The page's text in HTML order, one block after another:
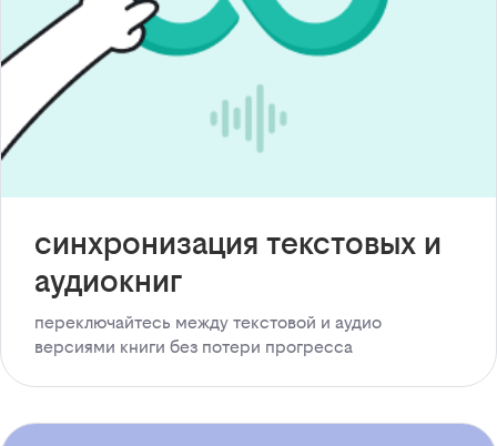
синхронизация текстовых и
аудиокниг
переключайтесь между текстовой и аудио
версиями книги без потери прогресса